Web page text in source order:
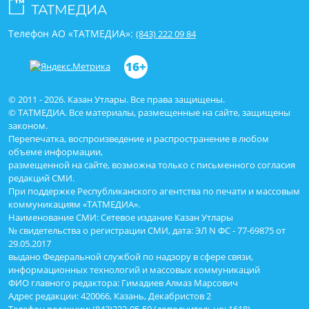
© 2011 - 2026. Казан Утлары. Все права защищены.
© ТАТМЕДИА. Все материалы, размещенные на сайте, защищены
законом.
Перепечатка, воспроизведение и распространение в любом
объеме информации,
размещенной на сайте, возможна только с письменного согласия
редакций СМИ.
При поддержке Республиканского агентства по печати и массовым
коммуникациям «ТАТМЕДИА».
Наименование СМИ: Сетевое издание Казан Утлары
№ свидетельства о регистрации СМИ, дата: ЭЛ N ФС - 77-69875 от
29.05.2017
выдано Федеральной службой по надзору в сфере связи,
информационных технологий и массовых коммуникаций
ФИО главного редактора: Гимадиев Алмаз Марсович
Адрес редакции: 420066, Казань, Декабристов 2
Телефон АО «ТАТМЕДИА»: (843) 222 09 84
16+